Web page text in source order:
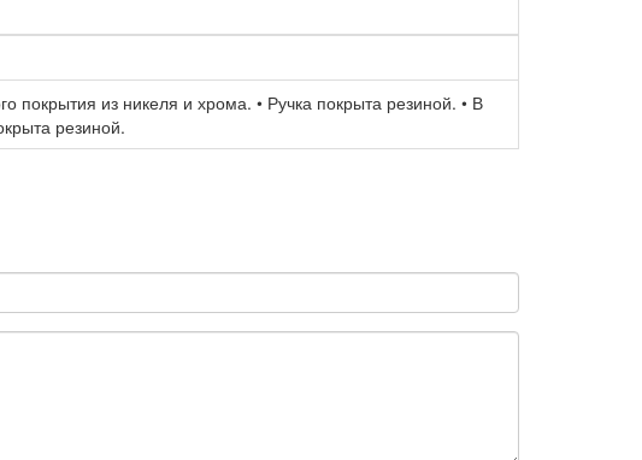
покрытия из никеля и хрома. • Ручка покрыта резиной. • В
резиной.